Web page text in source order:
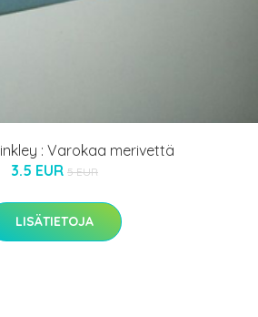
: Varokaa merivettä
3.5 EUR 5 EUR
LISÄTIETOJA